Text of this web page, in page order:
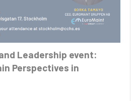
Leadership event:
Perspectives in